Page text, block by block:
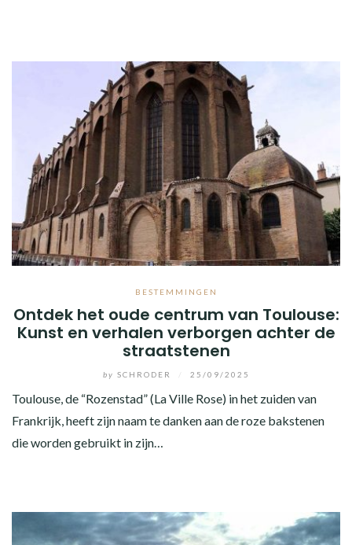
BESTEMMINGEN
Ontdek het oude centrum van Toulouse:
Kunst en verhalen verborgen achter de
straatstenen
by SCHRODER 25/09/2025
Toulouse, de “Rozenstad” (La Ville Rose) in het zuiden van
Frankrijk, heeft zijn naam te danken aan de roze bakstenen
die worden gebruikt in zijn…